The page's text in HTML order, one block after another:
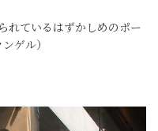
れているはずかしめのポー
ゲル）